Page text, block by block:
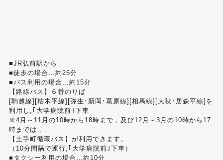
■JR弘前駅から
■徒歩の場合…約25分
■バス利用の場合…約15分
【路線バス】６番のりば
[駒越線][枯木平線][弥生･新岡･葛原線][相馬線][大秋･居森平線]を
利用し,｢大学病院前｣下車
※4月～11月の10時から18時まで，及び12月～3月の10時から17
時までは，
【土手町循環バス】が利用できます。
（10分間隔で運行,｢大学病院前｣下車）
■タクシー利用の場合…約10分